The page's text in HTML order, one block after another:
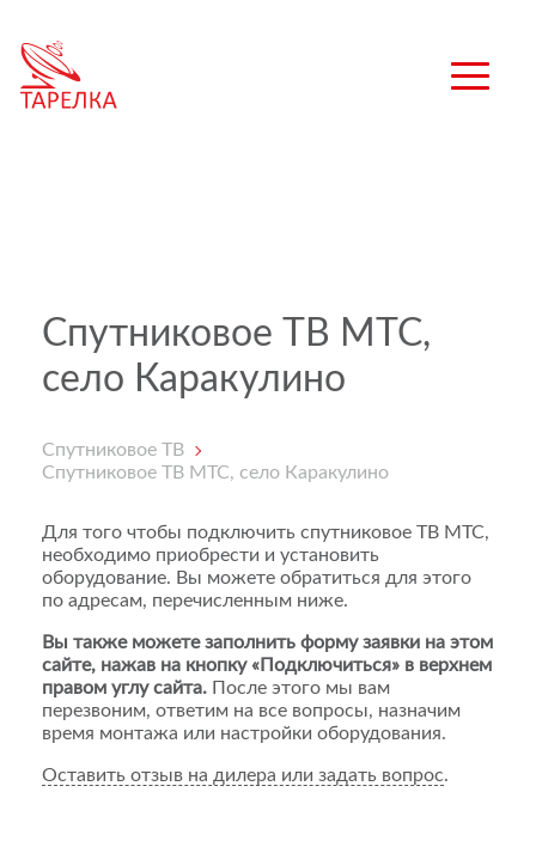
Спутниковое ТВ МТС,
село Каракулино
Спутниковое ТВ
Спутниковое ТВ МТС, село Каракулино
Для того чтобы подключить спутниковое ТВ МТС,
необходимо приобрести и установить
оборудование. Вы можете обратиться для этого
по адресам, перечисленным ниже.
Вы также можете заполнить форму заявки на этом
сайте, нажав на кнопку «Подключиться» в верхнем
правом углу сайта. После этого мы вам
перезвоним, ответим на все вопросы, назначим
время монтажа или настройки оборудования.
Оставить отзыв на дилера или задать вопрос.